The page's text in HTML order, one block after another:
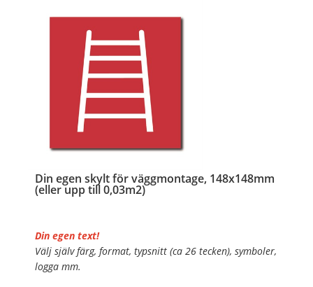
Din egen skylt för väggmontage, 148x148mm
(eller upp till 0,03m2)
Din egen text!
Välj själv färg, format, typsnitt (ca 26 tecken), symboler,
logga mm.